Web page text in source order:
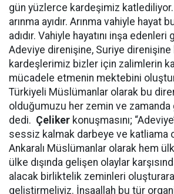
gün yüzlerce kardeşimiz katlediliyor.
arınma ayıdır. Arınma vahiyle hayat
adıdır. Vahiyle hayatını inşa
Adeviye direnişine, Suriye direnişine
kardeşlerimiz bizler için zalimlerin
mücadele etmenin mektebini
Türkiyeli Müslümanlar olarak bu
olduğumuzu her zemin ve zamanda
dedi. Çeliker konuşmasını;
sessiz kalmak darbeye ve katliama
Ankaralı Müslümanlar olarak hem
ülke dışında gelişen olaylar
alacak birliktelik zeminleri
geliştirmeliyiz. İnşaallah bu tür